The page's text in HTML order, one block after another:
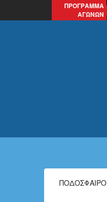
ΠΡΟΓΡΑΜΜΑ
ΑΓΩΝΩΝ
ΠΟΔΌΣΦΑΙΡΟ